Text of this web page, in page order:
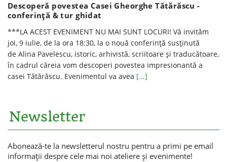
Descoperă povestea Casei Gheorghe Tătărăscu -
conferință & tur ghidat
***LA ACEST EVENIMENT NU MAI SUNT LOCURI! Vă invităm
joi, 9 iulie, de la ora 18:30, la o nouă conferinţă susţinută
de Alina Pavelescu, istoric, arhivistă, scriitoare şi traducătoare,
în cadrul căreia vom descoperi povestea impresionantă a
casei Tătărăscu. Evenimentul va avea [...]
Newsletter
Abonează-te la newsletterul nostru pentru a primi pe email
informaţii despre cele mai noi ateliere şi evenimente!